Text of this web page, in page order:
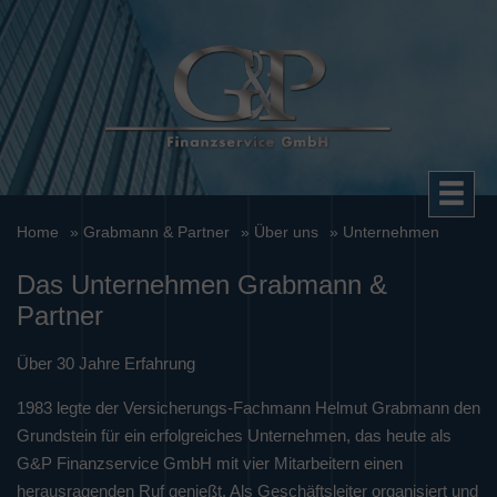
Home » Grabmann & Partner » Über uns » Unternehmen
Das Unternehmen Grabmann &
Partner
Über 30 Jahre Erfahrung
1983 legte der Versicherungs-Fachmann Helmut Grabmann den
Grundstein für ein erfolgreiches Unternehmen, das heute als
G&P Finanzservice GmbH mit vier Mitarbeitern einen
herausragenden Ruf genießt. Als Geschäftsleiter organisiert und